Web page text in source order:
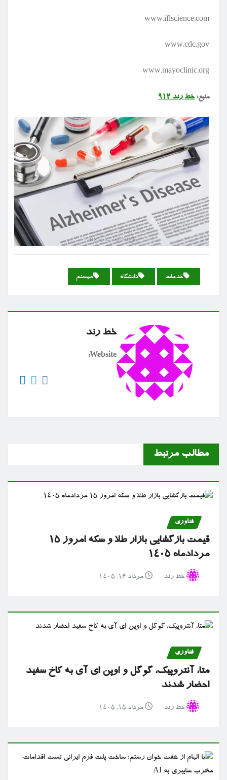
www.iflscience.com
www.cdc.gov
www.mayoclinic.org
منبع:خط رند ۹۱۲
خدمات دانشگاه سیستم
خط رند
Website:
مطالب مرتبط
فناوری
قیمت بازگشایی بازار طلا و سکه امروز ۱۵
مردادماه ۱۴۰۵
خط رند مرداد ۱۶, ۱۴۰۵
فناوری
متا، آنتروپیک، گوگل و اوپن ای آی به کاخ سفید
احضار شدند
خط رند مرداد ۱۵, ۱۴۰۵